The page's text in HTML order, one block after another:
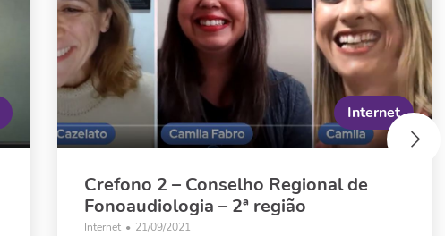
Internet
Crefono 2 – Conselho Regional de
Fonoaudiologia – 2ª região
Internet • 21/09/2021